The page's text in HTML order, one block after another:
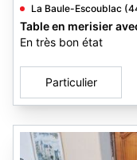
La Baule-Escoublac
Table en merisier
En très bon état
Particulier